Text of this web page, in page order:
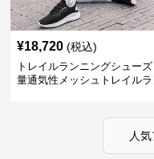
¥18,720 (税込)
トレイルランニングシュー
量通気性メッシュトレイルラ
人